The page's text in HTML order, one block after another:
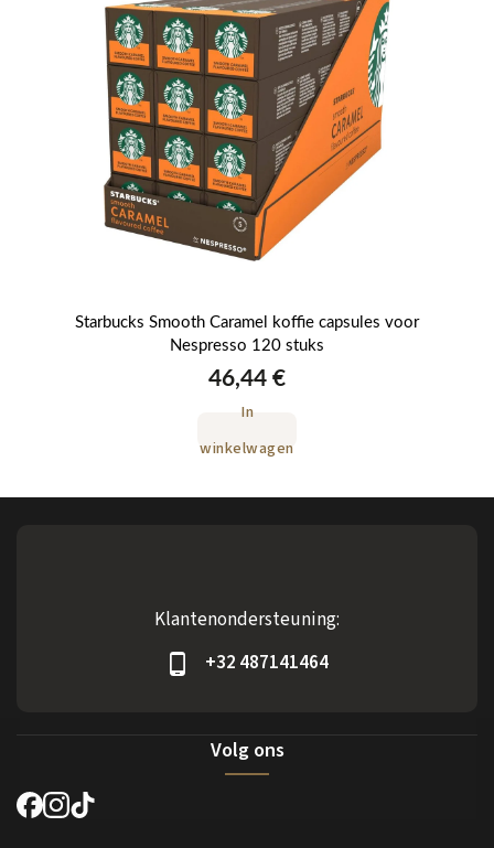
Starbucks Smooth Caramel koffie capsules voor
Nespresso 120 stuks
46,44 €
In
winkelwagen
Klantenondersteuning:
+32 487141464
Volg ons